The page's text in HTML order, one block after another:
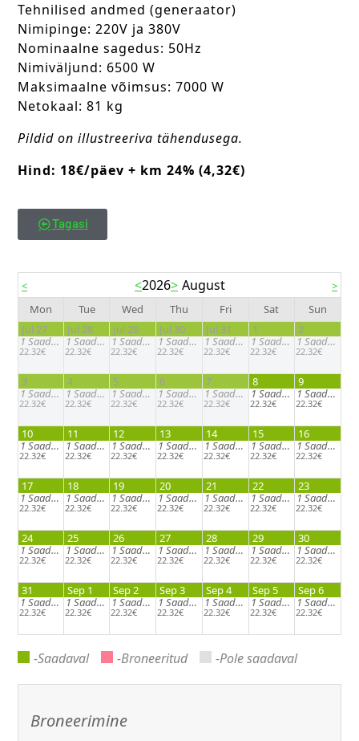
Tehnilised andmed (generaator)
Nimipinge: 220V ja 380V
Nominaalne sagedus: 50Hz
Nimiväljund: 6500 W
Maksimaalne võimsus: 7000 W
Netokaal: 81 kg
Pildid on illustreeriva tähendusega.
Hind: 18€/päev + km 24% (4,32€)
Tagasi
< <2026> August
>
Mon
Tue Wed Thu Fri Sat
Sun
Jul 27
1 Saadaval
22.32€
Jul 28
1 Saadaval
22.32€
Jul 29
1Saadaval
22.32€
Jul 30
1Saadaval
22.32€
Jul 31
1 Saadaval
22.32€
1
1 Saadaval
22.32€
2
1Saadaval
22.32€
3
1 Saadaval
22.32€
4
1 Saadaval
22.32€
5
1Saadaval
22.32€
6
1Saadaval
22.32€
7
1 Saadaval
22.32€
8
1 Saadaval
22.32€
9
1Saadaval
22.32€
10
1 Saadaval
22.32€
11
1 Saadaval
22.32€
12
1Saadaval
22.32€
13
1Saadaval
22.32€
14
1 Saadaval
22.32€
15
1 Saadaval
22.32€
16
1Saadaval
22.32€
17
1 Saadaval
22.32€
18
1 Saadaval
22.32€
19
1Saadaval
22.32€
20
1Saadaval
22.32€
21
1 Saadaval
22.32€
22
1 Saadaval
22.32€
23
1Saadaval
22.32€
24
1 Saadaval
22.32€
25
1 Saadaval
22.32€
26
1Saadaval
22.32€
27
1Saadaval
22.32€
28
1 Saadaval
22.32€
29
1 Saadaval
22.32€
30
1Saadaval
22.32€
31
1 Saadaval
22.32€
Sep 1
1 Saadaval
22.32€
Sep 2
1Saadaval
22.32€
Sep 3
1Saadaval
22.32€
Sep 4
1 Saadaval
22.32€
Sep 5
1 Saadaval
22.32€
Sep 6
1Saadaval
22.32€
-Saadaval -Broneeritud -Pole saadaval
Broneerimine